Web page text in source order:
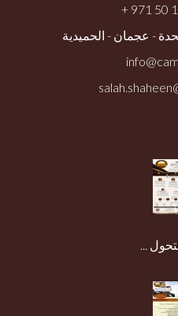
+ 971 50
- عجمان - الحميدية
...